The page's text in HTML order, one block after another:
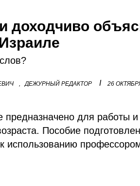
доходчиво
, ДЕЖУРНЫЙ РЕДАКТОР I 26
предназначено для работы
Пособие
использованию